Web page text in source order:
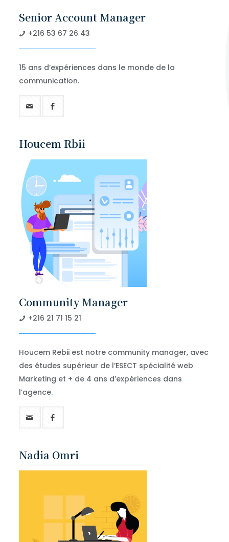
Senior Account Manager
+216 53 67 26 43
15 ans d’expériences dans le monde de la
communication.
Houcem Rbii
Community Manager
+216 21 71 15 21
Houcem Rebii est notre community manager, avec
des études supérieur de l’ESECT spécialité web
Marketing et + de 4 ans d’expériences dans
l’agence.
Nadia Omri